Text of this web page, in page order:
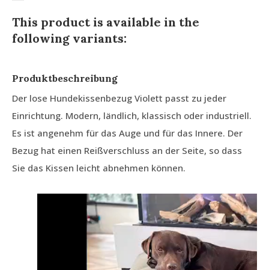
This product is available in the
following variants:
Produktbeschreibung
Der lose Hundekissenbezug Violett passt zu jeder
Einrichtung. Modern, ländlich, klassisch oder industriell.
Es ist angenehm für das Auge und für das Innere. Der
Bezug hat einen Reißverschluss an der Seite, so dass
Sie das Kissen leicht abnehmen können.